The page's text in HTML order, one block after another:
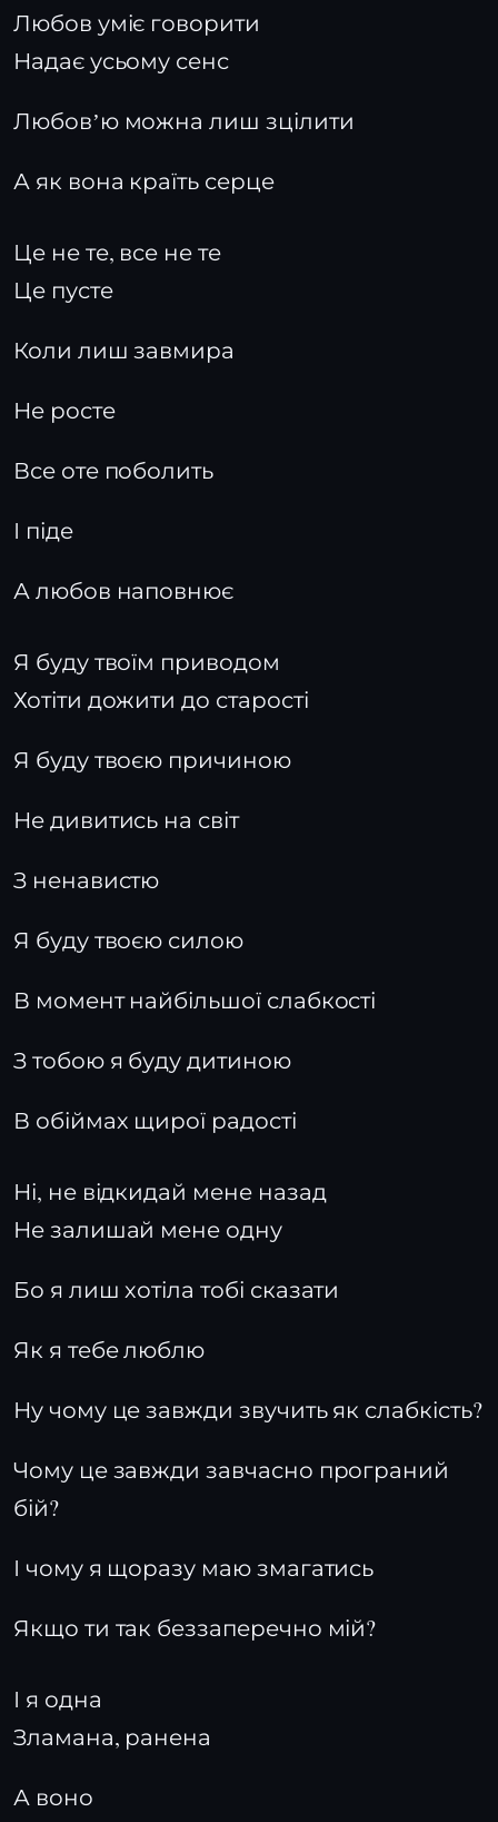
Любов уміє говорити
Надає усьому сенс
Любовʼю можна лиш зцілити
А як вона країть серце
Це не те, все не те
Це пусте
Коли лиш завмира
Не росте
Все оте поболить
І піде
А любов наповнює
Я буду твоїм приводом
Хотіти дожити до старості
Я буду твоєю причиною
Не дивитись на світ
З ненавистю
Я буду твоєю силою
В момент найбільшої слабкості
З тобою я буду дитиною
В обіймах щирої радості
Ні, не відкидай мене назад
Не залишай мене одну
Бо я лиш хотіла тобі сказати
Як я тебе люблю
Ну чому це завжди звучить як слабкість?
Чому це завжди завчасно програний
бій?
І чому я щоразу маю змагатись
Якщо ти так беззаперечно мій?
І я одна
Зламана, ранена
А воно